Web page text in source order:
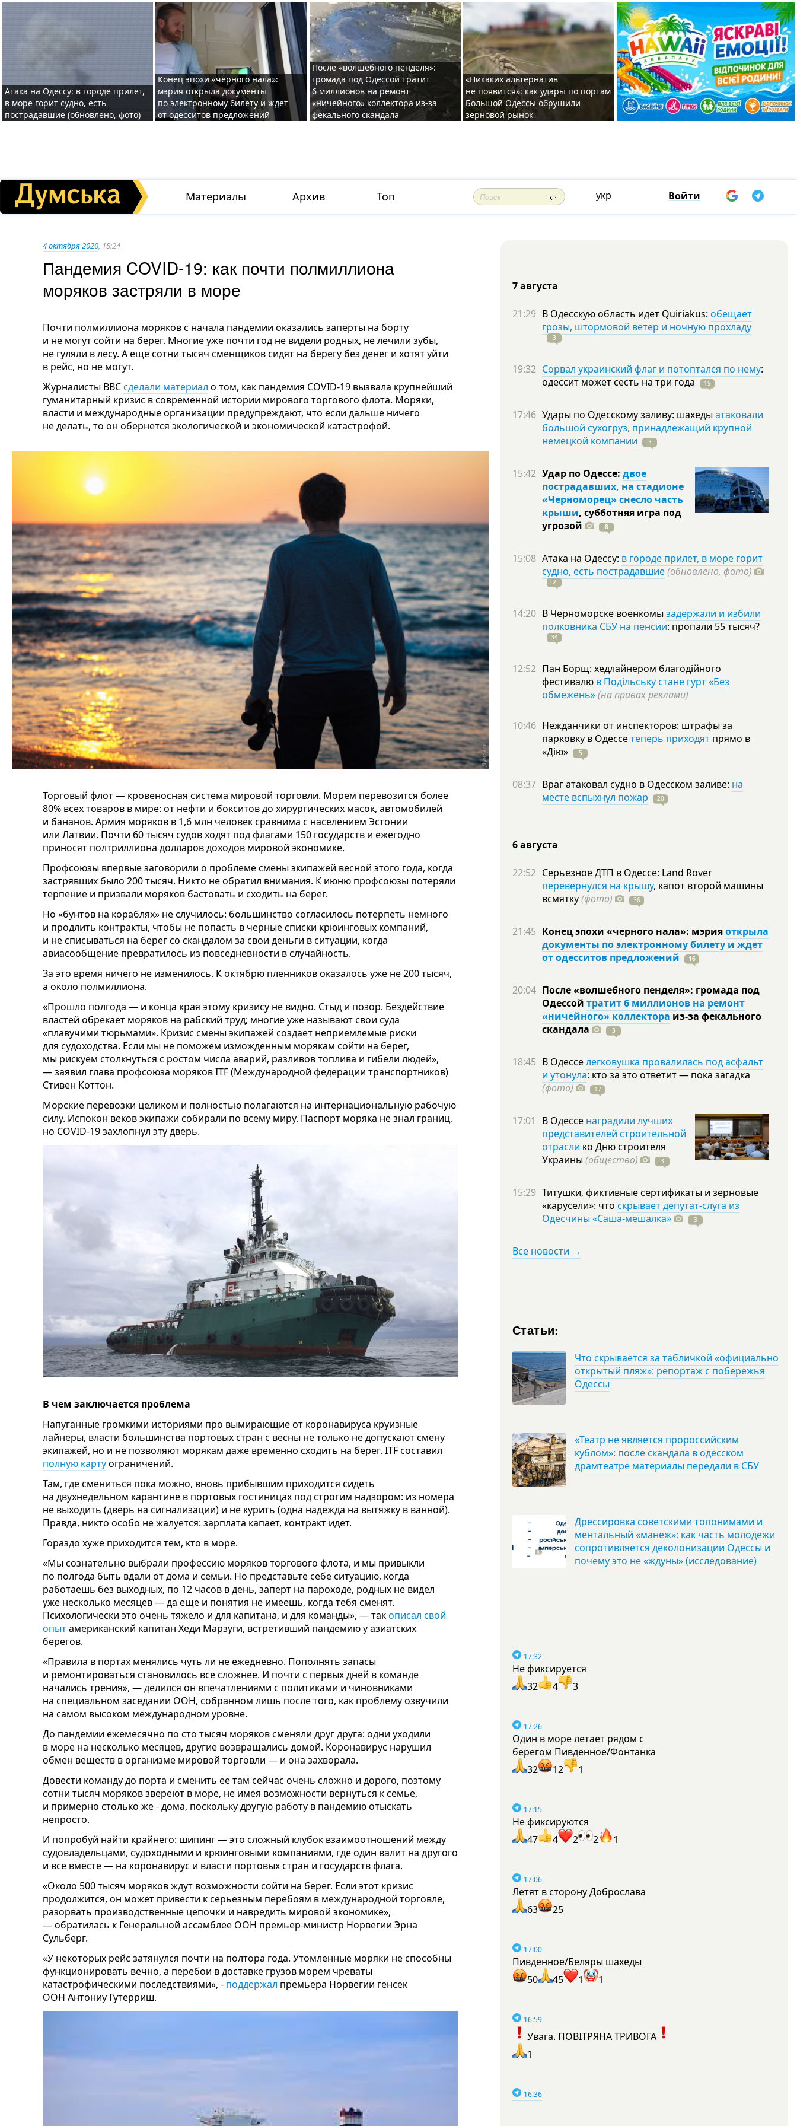
Атака на Одессу: в городе прилет,
в море горит судно, есть
пострадавшие (обновлено, фото)
Конец эпохи «черного нала»:
мэрия открыла документы
по электронному билету и ждет
от одесситов предложений
После «волшебного пенделя»:
громада под Одессой тратит
6 миллионов на ремонт
«ничейного» коллектора из-за
фекального скандала
«Никаких альтернатив
не появится»: как удары по портам
Большой Одессы обрушили
зерновой рынок
Материалы Архив Топ укр Войти
4 октября 2020, 15:24
Пандемия COVID-19: как почти полмиллиона
моряков застряли в море
Почти полмиллиона моряков с начала пандемии оказались заперты на борту
и не могут сойти на берег. Многие уже почти год не видели родных, не лечили зубы,
не гуляли в лесу. А еще сотни тысяч сменщиков сидят на берегу без денег и хотят уйти
в рейс, но не могут.
Журналисты BBCсделали материал о том, как пандемия COVID-19 вызвала крупнейший
гуманитарный кризис в современной истории мирового торгового флота. Моряки,
власти и международные организации предупреждают, что если дальше ничего
не делать, то он обернется экологической и экономической катастрофой.
Торговый флот — кровеносная система мировой торговли. Морем перевозится более
80% всех товаров в мире: от нефти и бокситов до хирургических масок, автомобилей
и бананов. Армия моряков в 1,6 млн человек сравнима с населением Эстонии
или Латвии. Почти 60 тысяч судов ходят под флагами 150 государств и ежегодно
приносят полтриллиона долларов доходов мировой экономике.
Профсоюзы впервые заговорили о проблеме смены экипажей весной этого года, когда
застрявших было 200 тысяч. Никто не обратил внимания. К июню профсоюзы потеряли
терпение и призвали моряков бастовать и сходить на берег.
Но «бунтов на кораблях» не случилось: большинство согласилось потерпеть немного
и продлить контракты, чтобы не попасть в черные списки крюинговых компаний,
и не списываться на берег со скандалом за свои деньги в ситуации, когда
авиасообщение превратилось из повседневности в случайность.
За это время ничего не изменилось. К октябрю пленников оказалось уже не 200 тысяч,
а около полмиллиона.
«Прошло полгода — и конца края этому кризису не видно. Стыд и позор. Бездействие
властей обрекает моряков на рабский труд; многие уже называют свои суда
«плавучими тюрьмами». Кризис смены экипажей создает неприемлемые риски
для судоходства. Если мы не поможем изможденным морякам сойти на берег,
мы рискуем столкнуться с ростом числа аварий, разливов топлива и гибели людей»,
— заявил глава профсоюза моряков ITF (Международной федерации транспортников)
Стивен Коттон.
Морские перевозки целиком и полностью полагаются на интернациональную рабочую
силу. Испокон веков экипажи собирали по всему миру. Паспорт моряка не знал границ,
но COVID-19 захлопнул эту дверь.
В чем заключается проблема
Напуганные громкими историями про вымирающие от коронавируса круизные
лайнеры, власти большинства портовых стран с весны не только не допускают смену
экипажей, но и не позволяют морякам даже временно сходить на берег. ITF составил
полную картуограничений.
Там, где смениться пока можно, вновь прибывшим приходится сидеть
на двухнедельном карантине в портовых гостиницах под строгим надзором: из номера
не выходить (дверь на сигнализации) и не курить (одна надежда на вытяжку в ванной).
Правда, никто особо не жалуется: зарплата капает, контракт идет.
Гораздо хуже приходится тем, кто в море.
«Мы сознательно выбрали профессию моряков торгового флота, и мы привыкли
по полгода быть вдали от дома и семьи. Но представьте себе ситуацию, когда
работаешь без выходных, по 12 часов в день, заперт на пароходе, родных не видел
уже несколько месяцев — да еще и понятия не имеешь, когда тебя сменят.
Психологически это очень тяжело и для капитана, и для команды», — такописал свой
опытамериканский капитан Хеди Марзуги, встретивший пандемию у азиатских
берегов.
«Правила в портах менялись чуть ли не ежедневно. Пополнять запасы
и ремонтироваться становилось все сложнее. И почти с первых дней в команде
начались трения», — делился он впечатлениями с политиками и чиновниками
на специальном заседании ООН, собранном лишь после того, как проблему озвучили
на самом высоком международном уровне.
До пандемии ежемесячно по сто тысяч моряков сменяли друг друга: одни уходили
в море на несколько месяцев, другие возвращались домой. Коронавирус нарушил
обмен веществ в организме мировой торговли — и она захворала.
Довести команду до порта и сменить ее там сейчас очень сложно и дорого, поэтому
сотни тысяч моряков звереют в море, не имея возможности вернуться к семье,
и примерно столько же - дома, поскольку другую работу в пандемию отыскать
непросто.
И попробуй найти крайнего: шипинг — это сложный клубок взаимоотношений между
судовладельцами, судоходными и крюинговыми компаниями, где один валит на другого
и все вместе — на коронавирус и власти портовых стран и государств флага.
«Около 500 тысяч моряков ждут возможности сойти на берег. Если этот кризис
продолжится, он может привести к серьезным перебоям в международной торговле,
разорвать производственные цепочки и навредить мировой экономике»,
— обратилась к Генеральной ассамблее ООН премьер-министр Норвегии Эрна
Сульберг.
«У некоторых рейс затянулся почти на полтора года. Утомленные моряки не способны
функционировать вечно, а перебои в доставке грузов морем чреваты
катастрофическими последствиями», - поддержал премьера Норвегии генсек
ООН Антониу Гутерриш.
7 августа
21:29 В Одесскую область идет Quiriakus: обещает
грозы, штормовой ветер и ночную прохладу
3
19:32 Сорвал украинский флаг и потоптался по нему:
одессит может сесть на три года 19
17:46 Удары по Одесскому заливу: шахеды атаковали
большой сухогруз, принадлежащий крупной
немецкой компании
3
15:42 Удар по Одессе: двое
пострадавших, на стадионе
«Черноморец» снесло часть
крыши, субботняя игра под
угрозой
8
15:08 Атака на Одессу: в городе прилет, в море горит
судно, есть пострадавшие(обновлено, фото)
2
14:20 В Черноморске военкомы задержали и избили
полковника СБУ на пенсии: пропали 55тысяч?
34
12:52 Пан Борщ: хедлайнером благодійного
фестивалю в Подільську стане гурт «Без
обмежень»(на правах реклами)
10:46 Нежданчики от инспекторов: штрафы за
парковку в Одессетеперь приходят прямо в
«Дію»
5
08:37 Враг атаковал судно в Одесском заливе: на
месте вспыхнул пожар
20
6 августа
22:52 Серьезное ДТП в Одессе: Land Rover
перевернулся на крышу, капот второй машины
всмятку(фото) 36
21:45 Конец эпохи «черного нала»: мэрияоткрыла
документы по электронному билету и ждет
от одесситов предложений
16
20:04 После «волшебного пенделя»: громада под
Одессой тратит 6 миллионов на ремонт
«ничейного» коллектора из-за фекального
скандала
3
18:45 В Одесселегковушка провалилась под асфальт
и утонула: кто за это ответит — пока загадка
(фото)
17
17:01 В Одессе наградили лучших
представителей строительной
отрасли ко Дню строителя
Украины (общество) 3
15:29 Титушки, фиктивные сертификаты и зерновые
«карусели»: что скрывает депутат-слуга из
Одесчины «Саша-мешалка»
3
Все новости →
Статьи:
Что скрывается за табличкой «официально
открытый пляж»: репортаж с побережья
Одессы
«Театр не является пророссийским
кублом»: после скандала в одесском
драмтеатре материалы передали в СБУ
Дрессировка советскими топонимами и
ментальный «манеж»: как часть молодежи
сопротивляется деколонизации Одессы и
почему это не «ждуны» (исследование)
17:32
Не фиксируется
32
4 3
17:26
Один в море летает рядом с
берегом Пивденное/Фонтанка
32
12 1
17:15
Не фиксируются
47
4 2 2 1
17:06
Летят в сторону Доброслава
63
25
17:00
Пивденное/Беляры шахеды
50
45 1 1
16:59
Увага. ПОВІТРЯНА ТРИВОГА
1
16:36